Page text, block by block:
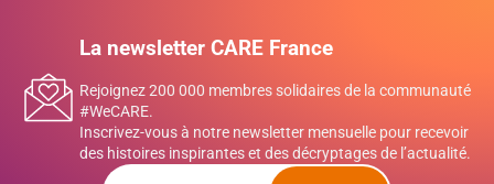
La newsletter CARE France
Rejoignez 200 000 membres solidaires de la communauté
#WeCARE.
Inscrivez-vous à notre newsletter mensuelle pour recevoir
des histoires inspirantes et des décryptages de l’actualité.